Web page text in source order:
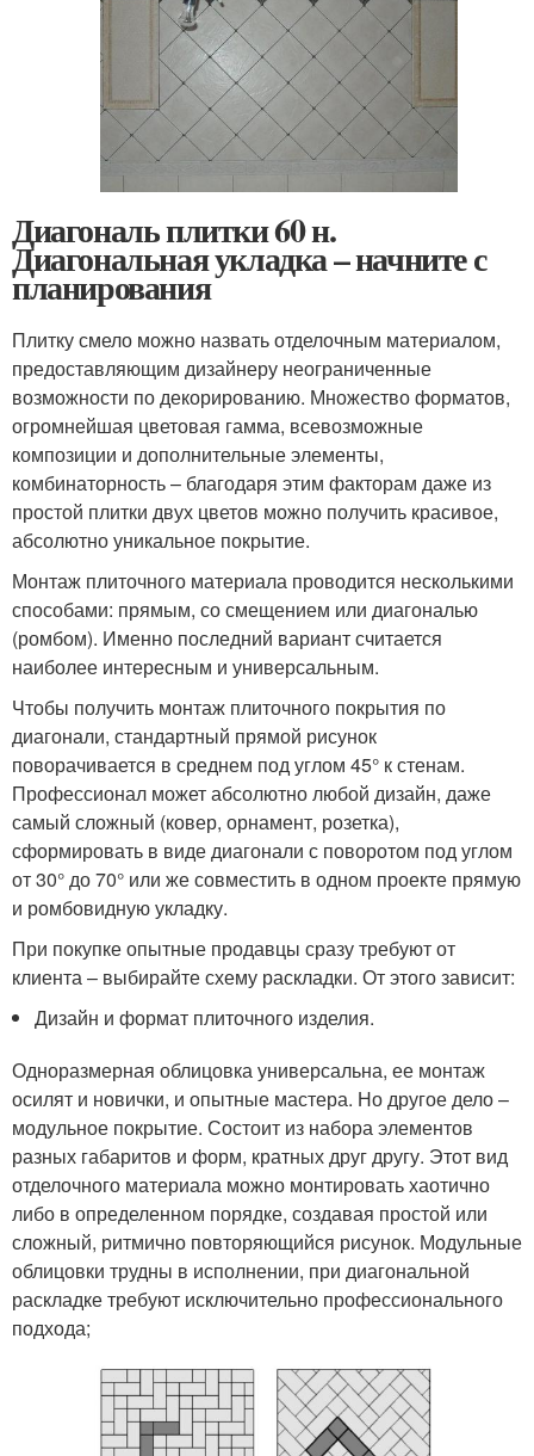
Диагональ плитки 60 н.
Диагональная укладка – начните с
планирования
Плитку смело можно назвать отделочным материалом,
предоставляющим дизайнеру неограниченные
возможности по декорированию. Множество форматов,
огромнейшая цветовая гамма, всевозможные
композиции и дополнительные элементы,
комбинаторность – благодаря этим факторам даже из
простой плитки двух цветов можно получить красивое,
абсолютно уникальное покрытие.
Монтаж плиточного материала проводится несколькими
способами: прямым, со смещением или диагональю
(ромбом). Именно последний вариант считается
наиболее интересным и универсальным.
Чтобы получить монтаж плиточного покрытия по
диагонали, стандартный прямой рисунок
поворачивается в среднем под углом 45° к стенам.
Профессионал может абсолютно любой дизайн, даже
самый сложный (ковер, орнамент, розетка),
сформировать в виде диагонали с поворотом под углом
от 30° до 70° или же совместить в одном проекте прямую
и ромбовидную укладку.
При покупке опытные продавцы сразу требуют от
клиента – выбирайте схему раскладки. От этого зависит:
Дизайн и формат плиточного изделия.
Одноразмерная облицовка универсальна, ее монтаж
осилят и новички, и опытные мастера. Но другое дело –
модульное покрытие. Состоит из набора элементов
разных габаритов и форм, кратных друг другу. Этот вид
отделочного материала можно монтировать хаотично
либо в определенном порядке, создавая простой или
сложный, ритмично повторяющийся рисунок. Модульные
облицовки трудны в исполнении, при диагональной
раскладке требуют исключительно профессионального
подхода;